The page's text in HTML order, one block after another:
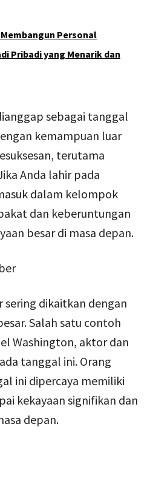
Personal
Pribadi yang Menarik dan
sebagai tanggal
kemampuan luar
terutama
Anda lahir pada
dalam kelompok
dan keberuntungan
besar di masa depan.
sering dikaitkan dengan
Salah satu contoh
Washington, aktor dan
tanggal ini. Orang
ini dipercaya memiliki
kekayaan signifikan dan
depan.